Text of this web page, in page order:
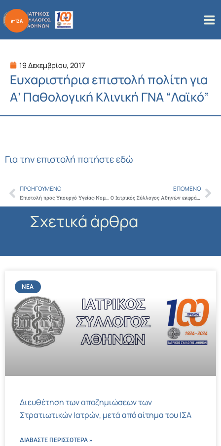
στο
περιεχόμενο
19 Δεκεμβρίου, 2017
Ευχαριστήρια επιστολή πολίτη για
Α’ Παθολογική Κλινική ΓΝΑ “Λαϊκό”
Για την επιστολή πατήστε εδώ
Prev
ΠΡΟΗΓΟΎΜΕΝΟ
Επιστολή προς Υπουργό Υγείας-Νομοσχέδιο για Ιατρικές Επιστημονικές Εταιρείες
ΕΠΌΜΕΝΟ
O Ιατρικός Σύλλογος Αθηνών εκφράζει τη βαθύτατη θλίψη του, για το θλιβερό γεγονός της απώλειας του επί 12ετία διατελέσαντα Προέδρου του ΙΣΑ Χρήστου Γιαννάκη
Σχετικά άρθρα
ΝΈΑ
Διευθέτηση των αποζημιώσεων των
Στρατιωτικών Ιατρών, μετά από αίτημα του ΙΣΑ
ΔΙΑΒΑΣΤΕ ΠΕΡΙΣΣΌΤΕΡΑ »